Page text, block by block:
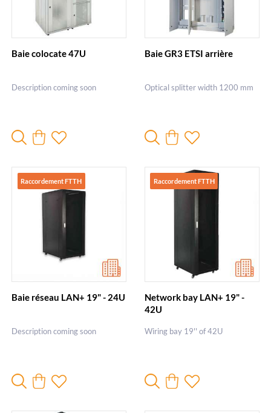
Baie colocate 47U
Description coming soon
Baie GR3 ETSI arrière
Optical splitter width 1200 mm
Raccordement FTTH
Baie réseau LAN+ 19" - 24U
Description coming soon
Raccordement FTTH
Network bay LAN+ 19" -
42U
Wiring bay 19'' of 42U